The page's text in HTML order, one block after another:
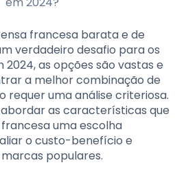
francesa barata e de
verdadeiro desafio para os
as opções são vastas e
a melhor combinação de
requer uma análise criteriosa.
as características que
uma escolha
o custo-benefício e
populares.